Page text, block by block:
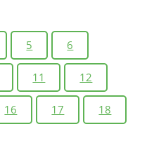
5 6
11 12
16 17 18